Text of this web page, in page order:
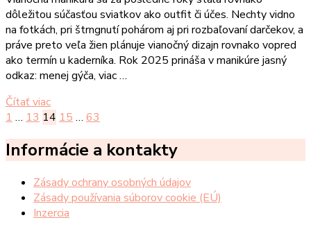
dôležitou súčasťou sviatkov ako outfit či účes. Nechty vidno
na fotkách, pri štrngnutí pohárom aj pri rozbaľovaní darčekov, a
práve preto veľa žien plánuje vianočný dizajn rovnako vopred
ako termín u kaderníka. Rok 2025 prináša v manikúre jasný
odkaz: menej gýča, viac …
Čítať viac
Stránkovanie
príspevkov
Stránka
1 … Stránka
13 Stránka
14 Stránka
15 … Stránka
63
Informácie a kontakty
Zásady ochrany osobných údajov
Zásady používania súborov cookie (EÚ)
Inzercia